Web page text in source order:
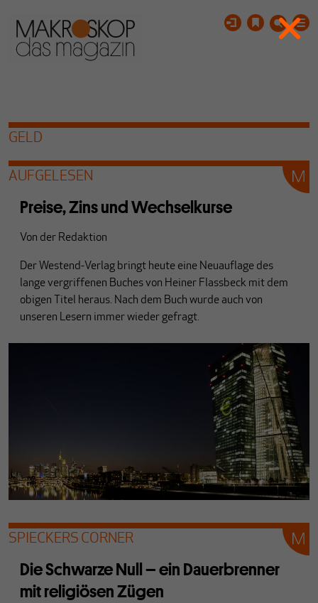
GELD
AUFGELESEN
Preise, Zins und Wechselkurse
Von der Redaktion
Der Westend-Verlag bringt heute eine Neuauflage des
lange vergriffenen Buches von Heiner Flassbeck mit dem
obigen Titel heraus. Nach dem Buch wurde auch von
unseren Lesern immer wieder gefragt.
SPIECKERS CORNER
Die Schwarze Null – ein Dauerbrenner
mit religiösen Zügen